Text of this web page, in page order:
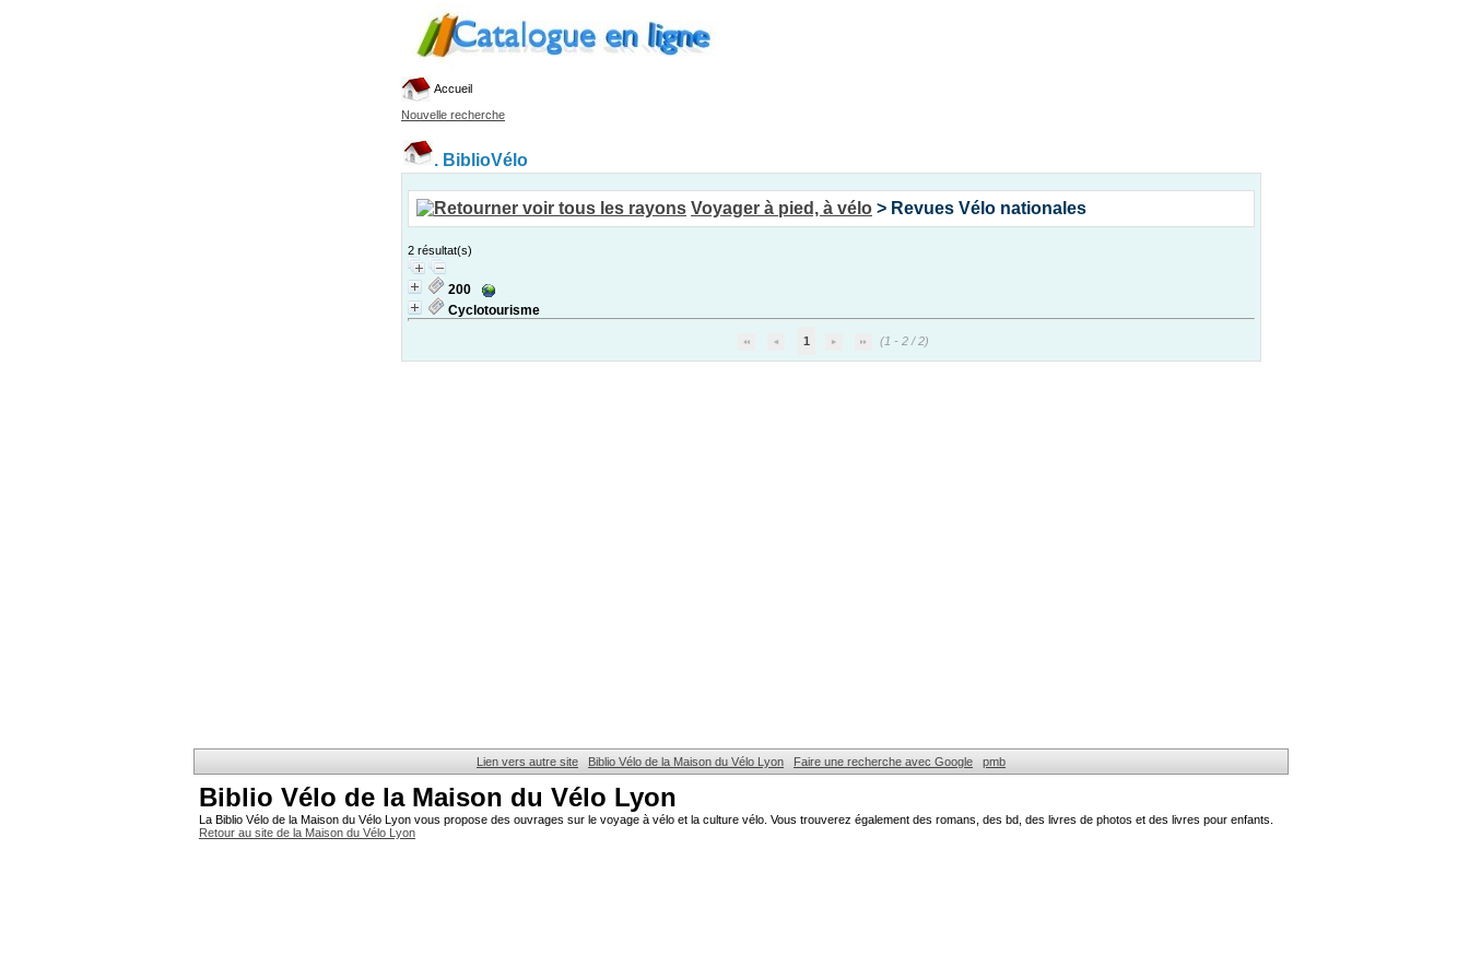
Accueil
Nouvelle recherche
. BiblioVélo
Voyager à pied, à vélo > Revues Vélo nationales
2 résultat(s)
200
Cyclotourisme
1 (1 - 2 / 2)
Lien vers autre site Biblio Vélo de la Maison du Vélo Lyon Faire une recherche avec Google pmb
Biblio Vélo de la Maison du Vélo Lyon
La Biblio Vélo de la Maison du Vélo Lyon vous propose des ouvrages sur le voyage à vélo et la culture vélo. Vous trouverez également des romans, des bd, des livres de photos et des livres pour enfants.
Retour au site de la Maison du Vélo Lyon